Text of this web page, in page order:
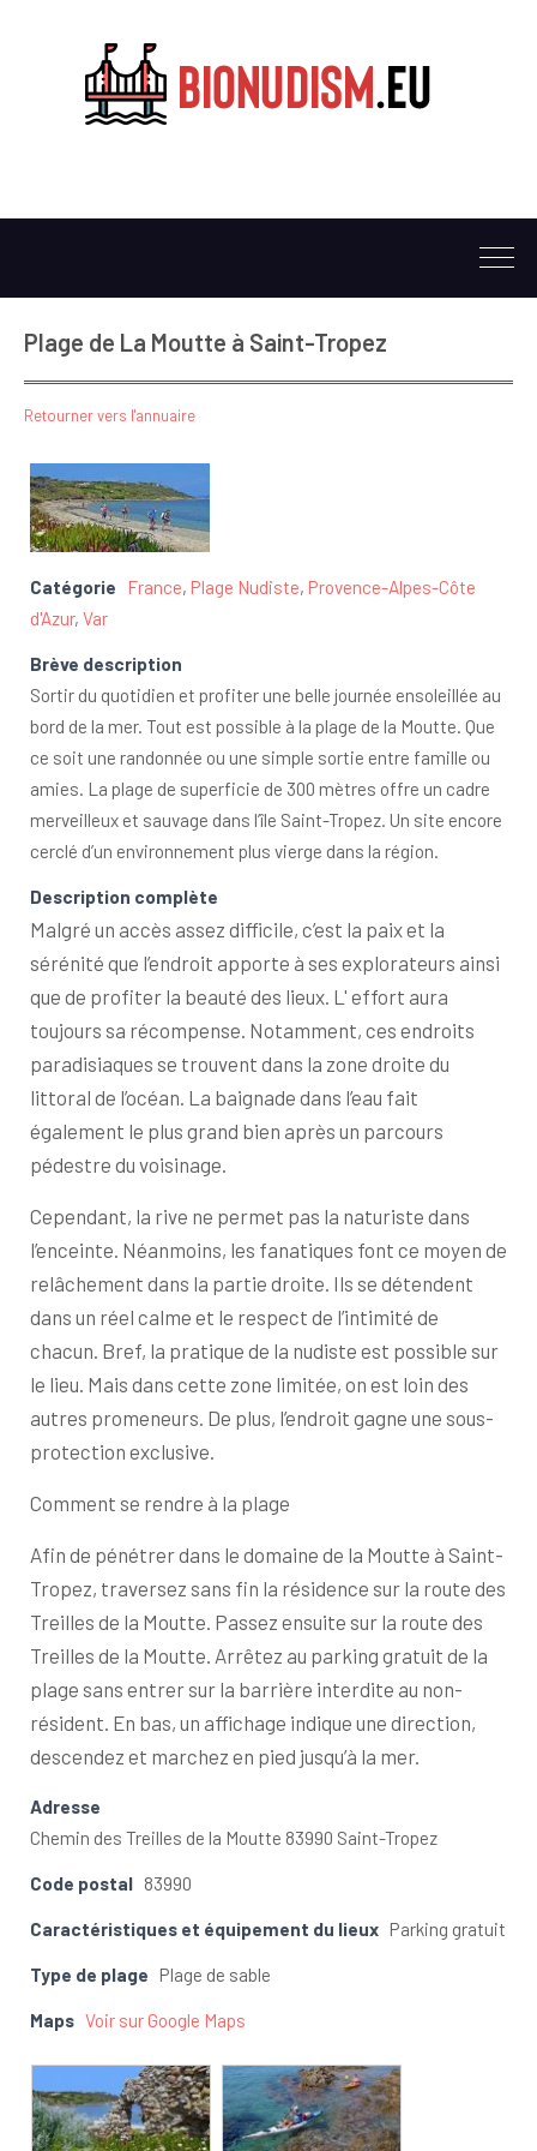
Plage de La Moutte à Saint-Tropez
Retourner vers l'annuaire
Catégorie France, Plage Nudiste, Provence-Alpes-Côte
d'Azur, Var
Brève description
Sortir du quotidien et profiter une belle journée ensoleillée au
bord de la mer. Tout est possible à la plage de la Moutte. Que
ce soit une randonnée ou une simple sortie entre famille ou
amies. La plage de superficie de 300 mètres offre un cadre
merveilleux et sauvage dans l’île Saint-Tropez. Un site encore
cerclé d’un environnement plus vierge dans la région.
Description complète
Malgré un accès assez difficile, c’est la paix et la
sérénité que l’endroit apporte à ses explorateurs ainsi
que de profiter la beauté des lieux. L' effort aura
toujours sa récompense. Notamment, ces endroits
paradisiaques se trouvent dans la zone droite du
littoral de l’océan. La baignade dans l’eau fait
également le plus grand bien après un parcours
pédestre du voisinage.
Cependant, la rive ne permet pas la naturiste dans
l’enceinte. Néanmoins, les fanatiques font ce moyen de
relâchement dans la partie droite. Ils se détendent
dans un réel calme et le respect de l’intimité de
chacun. Bref, la pratique de la nudiste est possible sur
le lieu. Mais dans cette zone limitée, on est loin des
autres promeneurs. De plus, l’endroit gagne une sous-
protection exclusive.
Comment se rendre à la plage
Afin de pénétrer dans le domaine de la Moutte à Saint-
Tropez, traversez sans fin la résidence sur la route des
Treilles de la Moutte. Passez ensuite sur la route des
Treilles de la Moutte. Arrêtez au parking gratuit de la
plage sans entrer sur la barrière interdite au non-
résident. En bas, un affichage indique une direction,
descendez et marchez en pied jusqu’à la mer.
Adresse
Chemin des Treilles de la Moutte 83990 Saint-Tropez
Code postal 83990
Caractéristiques et équipement du lieux Parking gratuit
Type de plage Plage de sable
Maps Voir sur Google Maps